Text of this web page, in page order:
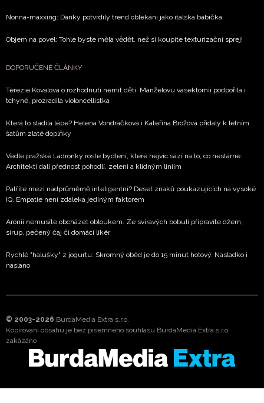
Nonna-maxxing: Dánky potvrdily trend oblékání jako italská babička
Objem na povel: Tohle byste měla vědět, než si koupíte texturizační sprej!
DOPORUČENÉ ČLÁNKY
Terezie Kovalová o rozhodnutí nemít děti: Manželovu vasektomii podpořila i
tchyně, prozradila violoncellistka
Která to sladila lépe? Helena Vondráčková i Kateřina Brožová přidaly k letním
šatům zlaté doplňky
Vedle pražské Ladronky roste bydlení, které nejvíc sází na to, co nestárne.
Architekti dali přednost pohodlí, zeleni a klidným liniím
Patříte mezi nadprůměrně inteligentní? Deset znaků poukazujících na vysoké
IQ. Empatie není zdaleka jediným faktorem
Arónii nemusíte obcházet obloukem. Ze svíravých bobulí připravíte džem,
sirup, pečený čaj či domácí likér
Rychlé "halušky" z jogurtu: Skromný oběd je do 15 minut hotový. Nasladko i
naslano
© 2003-2026 BurdaMedia Extra s.r.o.
Kopírování obsahu je bez písemného souhlasu BurdaMedia Extra s.r.o.
zakázáno